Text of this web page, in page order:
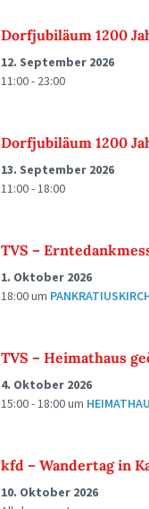
Dorfjubiläum 1200
12. September 2026
11:00 - 23:00
Dorfjubiläum 1200
13. September 2026
11:00 - 18:00
TVS –
1. Oktober 2026
18:00um
TVS – Heimathaus
4. Oktober 2026
15:00 - 18:00um
kfd – Wandertag in
10. Oktober 2026